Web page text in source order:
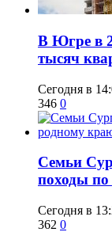
​В Югре в
тысяч
Сегодня в
346 0
​Семьи
походы
Сегодня в
362 0